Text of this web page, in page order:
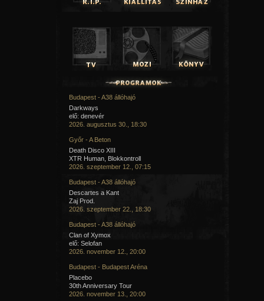
Budapest - A38 állóhajó
Darkways
elő: denevér
2026. augusztus 30., 18:30
Győr - A Beton
Death Disco XIII
XTR Human, Blokkontroll
2026. szeptember 12., 07:15
Budapest - A38 állóhajó
Descartes a Kant
Zaj Prod.
2026. szeptember 22., 18:30
Budapest - A38 állóhajó
Clan of Xymox
elő: Selofan
2026. november 12., 20:00
Budapest - Budapest Aréna
Placebo
30th Anniversary Tour
2026. november 13., 20:00